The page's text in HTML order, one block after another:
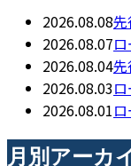
2026.08.08先
2026.08.07
2026.08.04先
2026.08.03
2026.08.01
月別アーカ